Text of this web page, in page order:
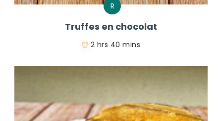
R
Truffes en chocolat
2 hrs 40 mins